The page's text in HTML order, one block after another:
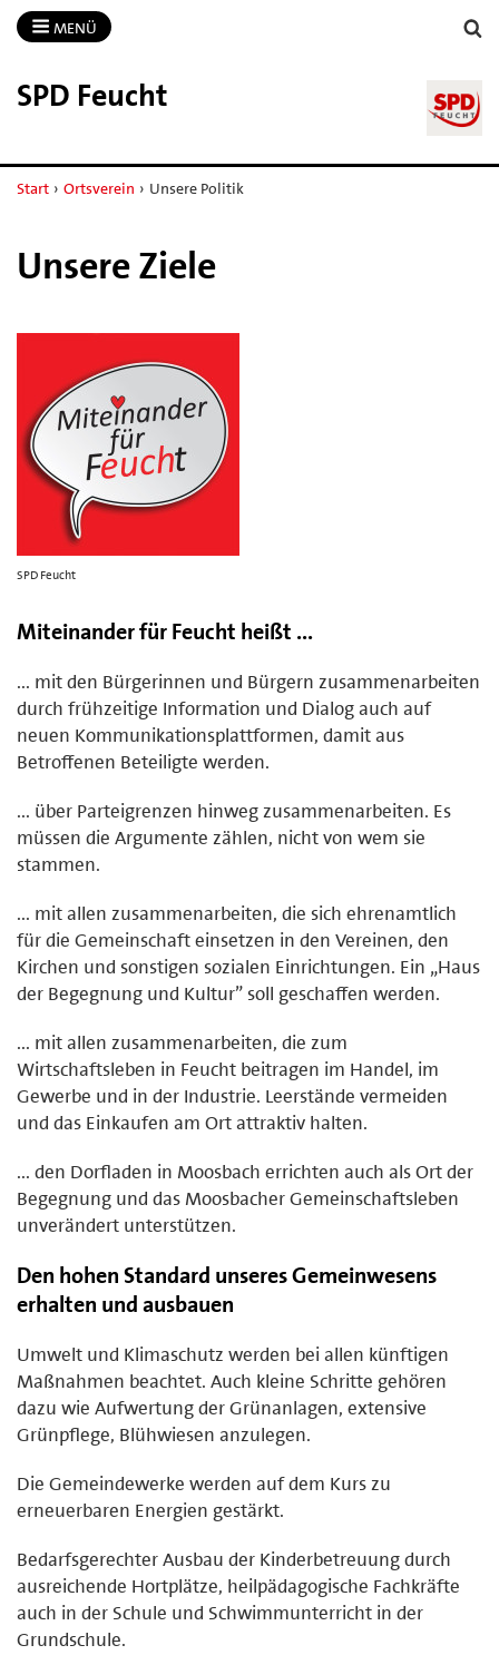
MENÜ
SPD Feucht
Start › Ortsverein › Unsere Politik
Unsere Ziele
SPD Feucht
Miteinander für Feucht heißt ...
... mit den Bürgerinnen und Bürgern zusammenarbeiten
durch frühzeitige Information und Dialog auch auf
neuen Kommunikationsplattformen, damit aus
Betroffenen Beteiligte werden.
... über Parteigrenzen hinweg zusammenarbeiten. Es
müssen die Argumente zählen, nicht von wem sie
stammen.
... mit allen zusammenarbeiten, die sich ehrenamtlich
für die Gemeinschaft einsetzen in den Vereinen, den
Kirchen und sonstigen sozialen Einrichtungen. Ein „Haus
der Begegnung und Kultur” soll geschaffen werden.
... mit allen zusammenarbeiten, die zum
Wirtschaftsleben in Feucht beitragen im Handel, im
Gewerbe und in der Industrie. Leerstände vermeiden
und das Einkaufen am Ort attraktiv halten.
... den Dorfladen in Moosbach errichten auch als Ort der
Begegnung und das Moosbacher Gemeinschaftsleben
unverändert unterstützen.
Den hohen Standard unseres Gemeinwesens
erhalten und ausbauen
Umwelt und Klimaschutz werden bei allen künftigen
Maßnahmen beachtet. Auch kleine Schritte gehören
dazu wie Aufwertung der Grünanlagen, extensive
Grünpflege, Blühwiesen anzulegen.
Die Gemeindewerke werden auf dem Kurs zu
erneuerbaren Energien gestärkt.
Bedarfsgerechter Ausbau der Kinderbetreuung durch
ausreichende Hortplätze, heilpädagogische Fachkräfte
auch in der Schule und Schwimmunterricht in der
Grundschule.